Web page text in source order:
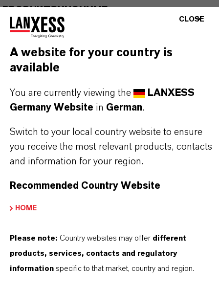
PRODUKTDATENBLÄTTER
Hier können die Produktdatenblätter
heruntergeladen werden.
Nach Auswahl des Dropdowns erscheint ein
Technisches Datenblatt
SPRACHE AUSWÄHLEN
CLOSE
A website for your country is
available
You are currently viewing the
LANXESS
Germany Website in German.
Switch to your local country website to ensure
you receive the most relevant products, contacts
and information for your region.
Recommended Country Website
HOME
Please note: Country websites may offer different
products, services, contacts and regulatory
information specific to that market, country and region.